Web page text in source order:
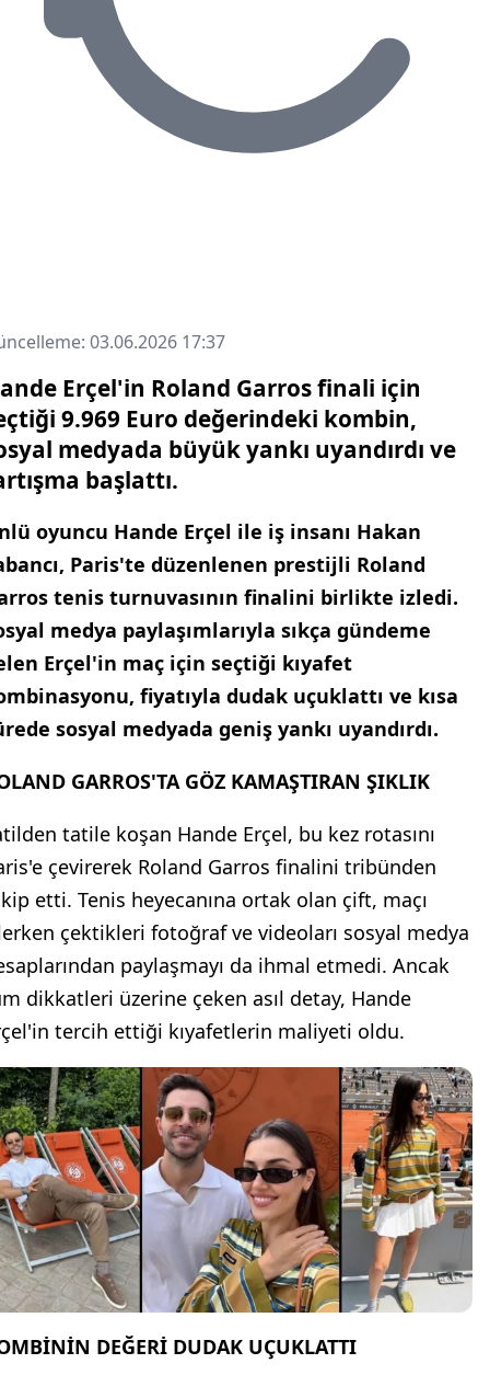
03.06.2026 17:37
Erçel'in Roland Garros finali için
9.969 Euro değerindeki kombin,
medyada büyük yankı uyandırdı ve
başlattı.
oyuncu Hande Erçel ile iş insanı Hakan
Paris'te düzenlenen prestijli Roland
tenis turnuvasının finalini birlikte izledi.
medya paylaşımlarıyla sıkça gündeme
Erçel'in maç için seçtiği kıyafet
fiyatıyla dudak uçuklattı ve kısa
sosyal medyada geniş yankı uyandırdı.
GARROS'TA GÖZ KAMAŞTIRAN ŞIKLIK
tatile koşan Hande Erçel, bu kez rotasını
çevirerek Roland Garros finalini tribünden
etti. Tenis heyecanına ortak olan çift, maçı
çektikleri fotoğraf ve videoları sosyal medya
paylaşmayı da ihmal etmedi. Ancak
dikkatleri üzerine çeken asıl detay, Hande
tercih ettiği kıyafetlerin maliyeti oldu.
DEĞERİ DUDAK UÇUKLATTI